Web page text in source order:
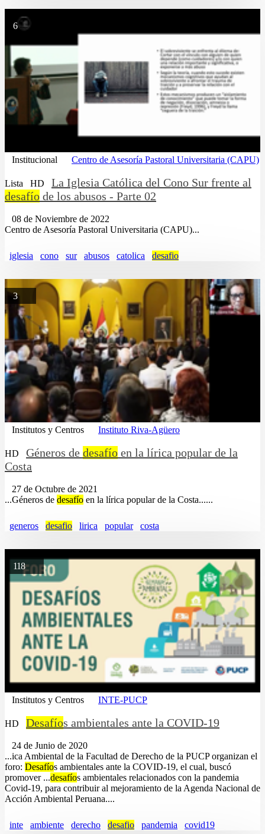
6
Institucional Centro de Asesoría Pastoral Universitaria (CAPU)
Lista HD
La Iglesia Católica del Cono Sur frente al
desafío de los abusos - Parte 02
08 de Noviembre de 2022
Centro de Asesoría Pastoral Universitaria (CAPU)...
iglesia cono sur abusos catolica desafio
3
Institutos y Centros Instituto Riva-Agüero
HD Géneros de desafío en la lírica popular de la
Costa
27 de Octubre de 2021
...Géneros de desafío en la lírica popular de la Costa......
generos desafio lirica popular costa
118
Institutos y Centros INTE-PUCP
HD Desafíos ambientales ante la COVID-19
24 de Junio de 2020
...ica Ambiental de la Facultad de Derecho de la PUCP organizan el
foro: Desafíos ambientales ante la COVID-19, el cual, buscó
promover ...desafíos ambientales relacionados con la pandemia
Covid-19, para contribuir al mejoramiento de la Agenda Nacional de
Acción Ambiental Peruana....
inte ambiente derecho desafio pandemia covid19